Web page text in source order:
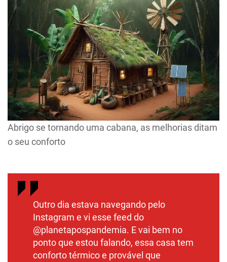
Abrigo se tornando uma cabana, as melhorias ditam
o seu conforto
Outro dia estava navegando pelo
Instagram e vi esse feed do
@planetapospandemia. E vai bem no
ponto que estou falando, essa casa tem
conforto térmico e provável que